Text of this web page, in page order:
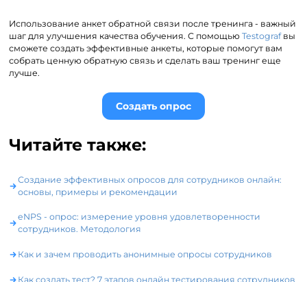
Использование анкет обратной связи после тренинга - важный
шаг для улучшения качества обучения. С помощьюTestografвы
сможете создать эффективные анкеты, которые помогут вам
собрать ценную обратную связь и сделать ваш тренинг еще
лучше.
Создать опрос
Читайте также:
Создание эффективных опросов для сотрудников онлайн:
основы, примеры и рекомендации
eNPS - опрос: измерение уровня удовлетворенности
сотрудников. Методология
Как и зачем проводить анонимные опросы сотрудников
Как создать тест? 7 этапов онлайн тестирования сотрудников